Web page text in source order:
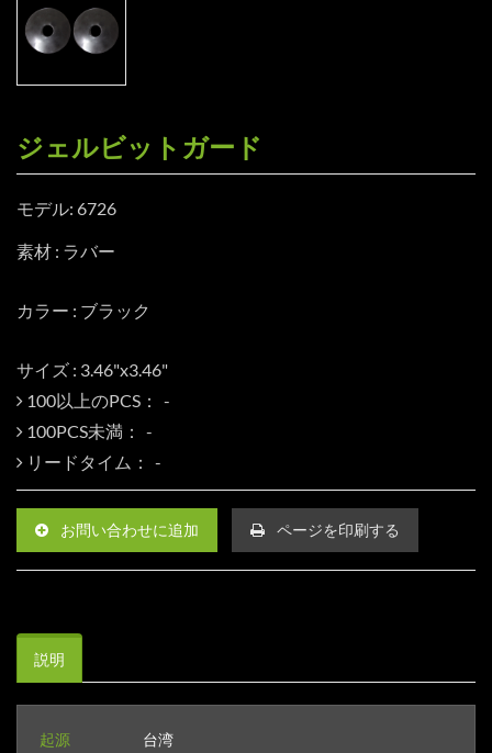
ジェルビットガード
モデル: 6726
素材 : ラバー
カラー : ブラック
サイズ : 3.46"x3.46"
100以上のPCS：
100PCS未満：
リードタイム：
お問い合わせに追加 ページを印刷する
説明
起源
台湾